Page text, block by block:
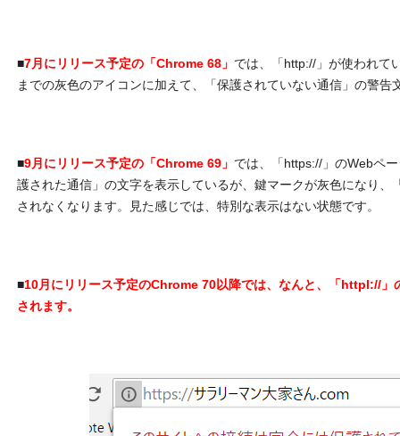
■7月にリリース予定の「Chrome 68」 では、「http://」が使われて
までの灰色のアイコンに加えて、「保護されていない通信」の警告
■9月にリリース予定の「Chrome 69」 では、「https://」のWebペ
護された通信」の文字を表示しているが、鍵マークが灰色になり、
されなくなります。見た感じでは、特別な表示はない状態です。
■10月にリリース予定のChrome 70以降では、なんと、「httpl://」
されます。